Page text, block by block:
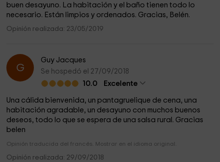
buen desayuno. La habitación y el baño tienen todo lo
necesario. Están limpios y ordenados. Gracias, Belén.
Opinión realizada: 23/05/2019
G
Guy Jacques
Se hospedó el 27/09/2018
10.0
Excelente
Una cálida bienvenida, un pantagruelique de cena, una
habitación agradable, un desayuno con muchos buenos
deseos, todo lo que se espera de una salsa rural. Gracias
belen
Opinión traducida del francés. Mostrar en el idioma original.
Opinión realizada: 29/09/2018